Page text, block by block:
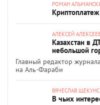
РОМАН
АЛЕКСЕЙ
Казахстан в
небольшой
Главный редактор
на Аль-Фараби
ВЯЧЕСЛАВ
В чьих